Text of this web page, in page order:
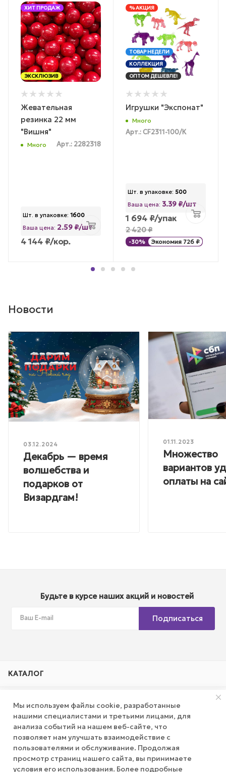
ХИТ ПРОДАЖ
ЭКСКЛЮЗИВ
Жевательная
резинка 22 мм
"Вишня"
Много Арт.: 2282318
Шт. в упаковке: 1600
Ваша цена: 2.59 ₽/шт
4 144 ₽/кор.
% АКЦИЯ
ТОВАР НЕДЕЛИ
КОЛЛЕКЦИЯ
ОПТОМ ДЕШЕВЛЕ!
Игрушки "Экспонат"
Много
Арт.: CF2311-100/К
Шт. в упаковке: 500
Ваша цена: 3.39 ₽/шт
1 694 ₽/упак
2 420₽
-30% Экономия 726 ₽
Новости
03.12.2024
Декабрь — время
волшебства и
подарков от
Визардгам!
01.11.2023
Множество
вариантов
оплаты на
Будьте в курсе наших акций и новостей
Подписаться
КАТАЛОГ
КОМПАНИЯ
ПУБЛИЧНАЯ ОФЕРТА
Мы используем файлы cookie, разработанные
нашими специалистами и третьими лицами, для
анализа событий на нашем веб-сайте, что
позволяет нам улучшать взаимодействие с
пользователями и обслуживание. Продолжая
просмотр страниц нашего сайта, вы принимаете
условия его использования. Более подробные